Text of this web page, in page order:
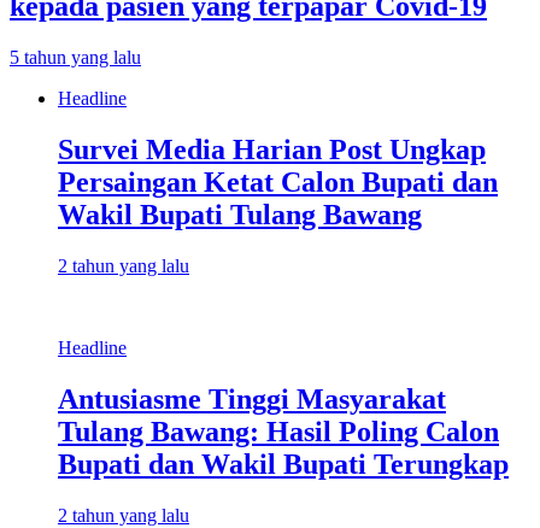
kepada pasien yang terpapar Covid-19
5 tahun yang lalu
Headline
Survei Media Harian Post Ungkap
Persaingan Ketat Calon Bupati dan
Wakil Bupati Tulang Bawang
2 tahun yang lalu
Headline
Antusiasme Tinggi Masyarakat
Tulang Bawang: Hasil Poling Calon
Bupati dan Wakil Bupati Terungkap
2 tahun yang lalu